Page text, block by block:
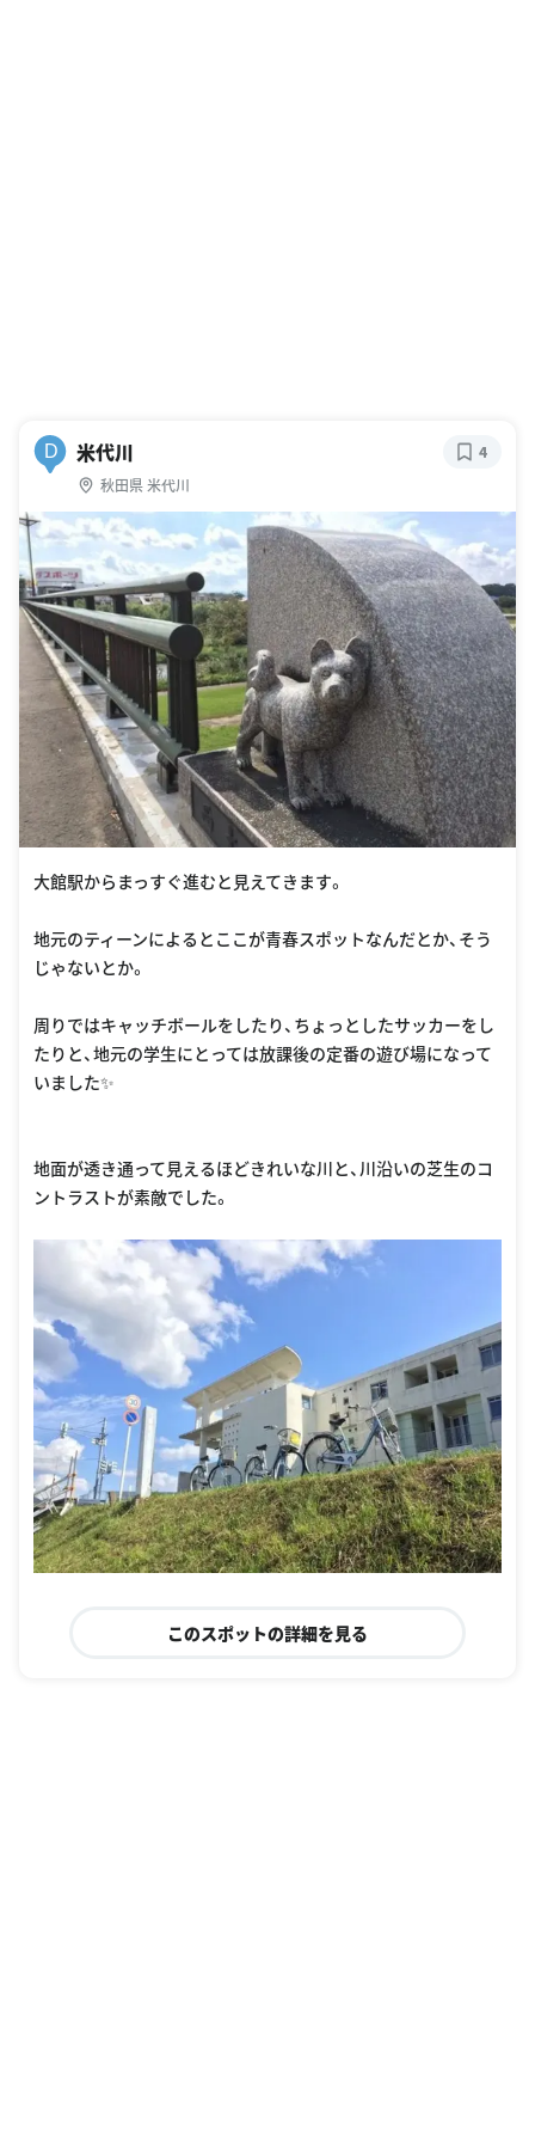
D 米代川
秋田県 米代川
4
大館駅からまっすぐ進むと見えてきます。
地元のティーンによるとここが青春スポットなんだとか、そう
じゃないとか。
周りではキャッチボールをしたり、ちょっとしたサッカーをし
たりと、地元の学生にとっては放課後の定番の遊び場になって
いました✨
地面が透き通って見えるほどきれいな川と、川沿いの芝生のコ
ントラストが素敵でした。
このスポットの詳細を見る